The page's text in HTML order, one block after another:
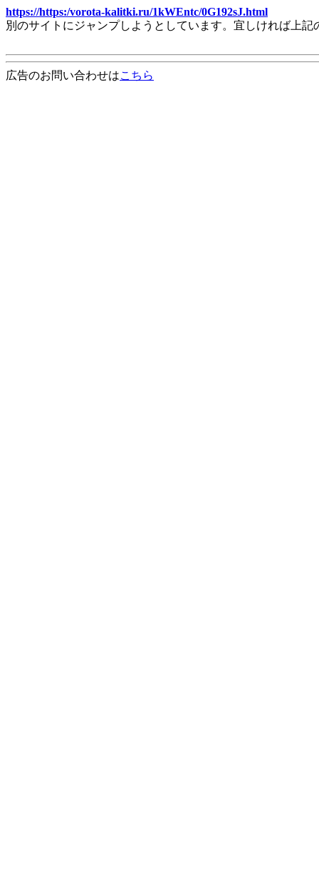
https://https:/vorota-kalitki.ru/1kWEntc/0G192sJ.html
別のサイトにジャンプしようとしています。宜しければ上
広告のお問い合わせはこちら